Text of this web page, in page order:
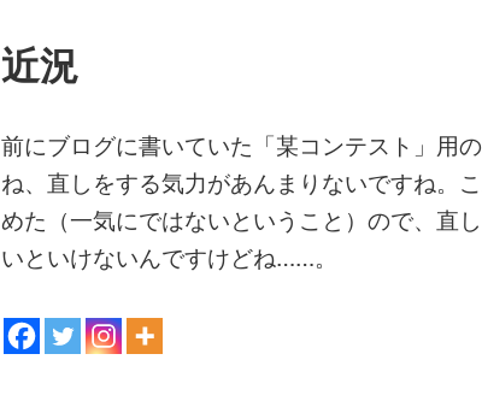
近況
前にブログに書いていた「某コンテスト」用
ね、直しをする気力があんまりないですね。
めた（一気にではないということ）ので、直
いといけないんですけどね……。